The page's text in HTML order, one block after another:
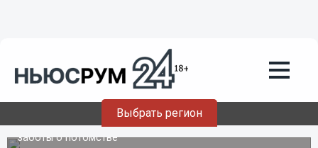
Выбрать регион
08.07.202614:00
Жителям Заполярья рассказали о
самых верных животных
Животные сохраняют пары ради защиты территории и
заботы о потомстве